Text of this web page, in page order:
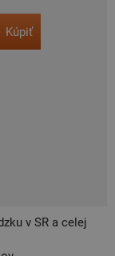
Kúpiť
v SR a celej